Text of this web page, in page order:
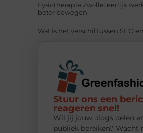
Fysiotherapie Zwolle: eerlijk
beter bewegen
Wat is het verschil tussen SEO
Stuur ons een
reageren snel!
Wil jij jouw blogs delen
publiek bereiken? Wacht